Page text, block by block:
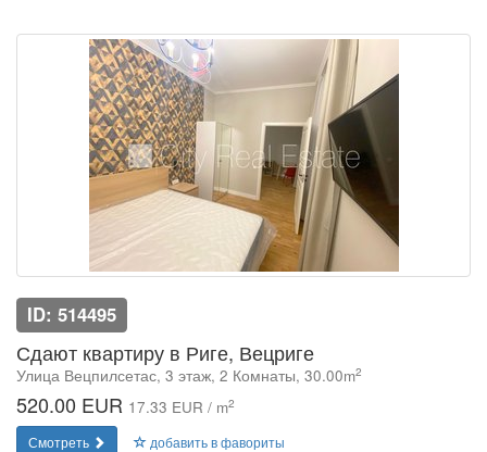
ID: 514495
Сдают квартиру в Риге, Вецриге
Улица Вецпилсетас, 3 этаж, 2 Комнаты, 30.00m2
520.00 EUR 17.33 EUR / m2
Смотреть добавить в фавориты